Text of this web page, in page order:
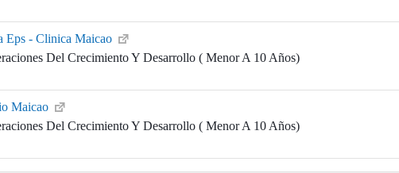
Eps - Clinica Maicao
Del Crecimiento Y Desarrollo ( Menor A 10 Años)
Maicao
Del Crecimiento Y Desarrollo ( Menor A 10 Años)